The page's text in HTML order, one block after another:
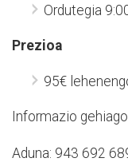
Ordutegia
Prezioa
95€
Informazio
Aduna: 943 692